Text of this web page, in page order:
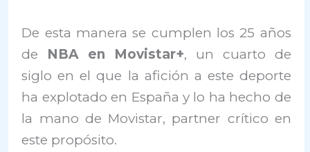
De esta manera se cumplen los 25 años
de NBA en Movistar+, un cuarto de
siglo en el que la afición a este deporte
ha explotado en España y lo ha hecho de
la mano de Movistar, partner crítico en
este propósito.